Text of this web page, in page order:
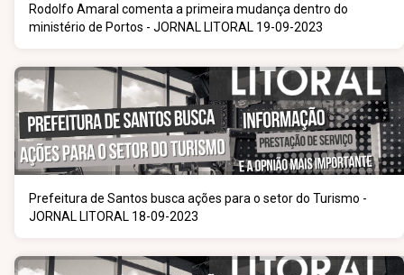
Rodolfo Amaral comenta a primeira mudança dentro do
ministério de Portos - JORNAL LITORAL 19-09-2023
Prefeitura de Santos busca ações para o setor do Turismo -
JORNAL LITORAL 18-09-2023